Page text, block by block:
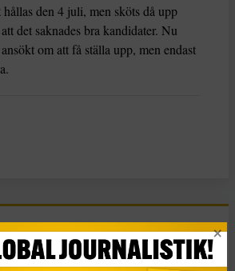
den 4 juli, men sköts då upp
det saknades bra kandidater. Nu
om att få ställa upp, men endast